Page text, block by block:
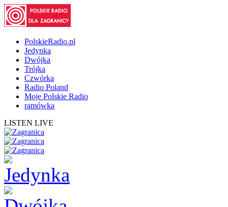
PolskieRadio.pl
Jedynka
Dwójka
Trójka
Czwórka
Radio Poland
Moje Polskie Radio
ramówka
LISTEN LIVE